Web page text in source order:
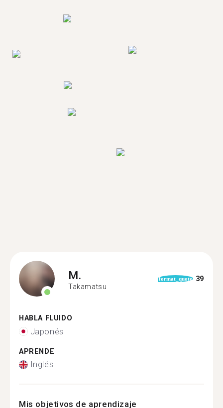
M.
Takamatsu
format_quote 39
HABLA FLUIDO
Japonés
APRENDE
Inglés
Mis objetivos de aprendizaje